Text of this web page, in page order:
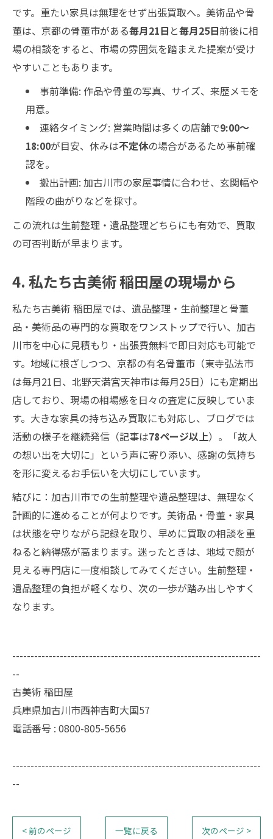
です。重たい家具は無理をせず出張買取へ。美術品や骨
董は、京都の骨董市がある毎月21日 と毎月25日前後に相
場の相談をすると、市場の雰囲気を踏まえた提案が受け
やすいこともあります。
事前準備: 作品や骨董の写真、サイズ、来歴メモを
用意。
連絡タイミング: 営業時間は多くの店舗で9:00～
18:00が目安、休みは不定休の場合があるため事前確
認を。
搬出計画: 加古川市の家屋事情に合わせ、玄関幅や
階段の曲がりなどを採寸。
この流れは生前整理・遺品整理どちらにも有効で、買取
の可否判断が早まります。
4. 私たち古美術 稲田屋の現場から
私たち古美術 稲田屋では、遺品整理・生前整理と骨董
品・美術品の専門的な買取をワンストップで行い、加古
川市を中心に見積もり・出張費無料で即日対応も可能で
す。地域に根ざしつつ、京都の有名骨董市（東寺弘法市
は毎月21日、北野天満宮天神市は毎月25日）にも定期出
店しており、現場の相場感を日々の査定に反映していま
す。大きな家具の持ち込み買取にも対応し、ブログでは
活動の様子を継続発信（記事は78ページ以上）。「故人
の想い出を大切に」という声に寄り添い、感謝の気持ち
を形に変えるお手伝いを大切にしています。
結びに：加古川市での生前整理や遺品整理は、無理なく
計画的に進めることが何よりです。美術品・骨董・家具
は状態を守りながら記録を取り、早めに買取の相談を重
ねると納得感が高まります。迷ったときは、地域で顔が
見える専門店に一度相談してみてください。生前整理・
遺品整理の負担が軽くなり、次の一歩が踏み出しやすく
なります。
--------------------------------------------------------------------
--
古美術 稲田屋
兵庫県加古川市西神吉町大国57
電話番号 : 0800-805-5656
--------------------------------------------------------------------
--
< 前のページ 一覧に戻る 次のページ >